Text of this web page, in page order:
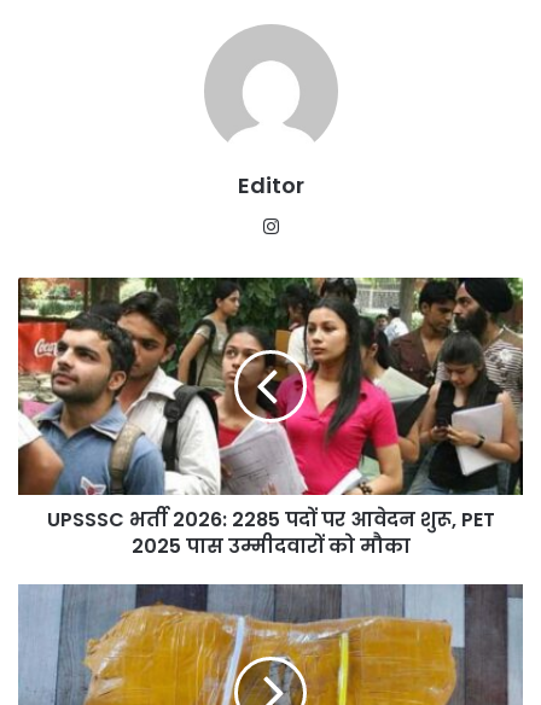
Editor
UPSSSC
भर्ती
2026:
2285
पदों
पर
आवेदन
शुरू,
PET
2025UPSSSC भर्ती 2026: 2285 पदों पर आवेदन शुरू, PET
2025 पास उम्मीदवारों को मौका
सफलता,